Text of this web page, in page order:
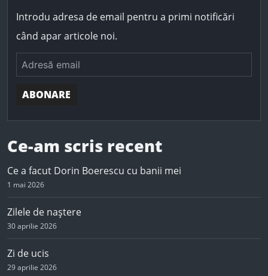
Introdu adresa de email pentru a primi notificări
când apar articole noi.
ABONARE
Ce-am scris recent
Ce a facut Dorin Boerescu cu banii mei
1 mai 2026
Zilele de naștere
30 aprilie 2026
Zi de ucis
29 aprilie 2026